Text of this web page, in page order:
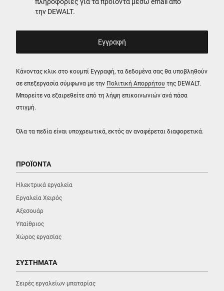
Όλα τα πεδία είναι υποχρεωτικά, εκτός αν αναφέρεται διαφορετικά.
την DEWALT.
Κάνοντας κλικ στο κουμπί Εγγραφή, τα δεδομένα σας θα υποβληθούν
σε επεξεργασία σύμφωνα με την Πολιτική Απορρήτου της DEWALT.
Μπορείτε να εξαιρεθείτε από τη λήψη επικοινωνιών ανά πάσα
στιγμή.
ΠΡΟΪΟΝΤΑ
Ηλεκτρικά εργαλεία
Εργαλεία Χειρός
Αξεσουάρ
Υπαίθριος
Χώρος εργασίας
ΣΥΣΤΗΜΑΤΑ
Σειρές εργαλείων μπαταρίας